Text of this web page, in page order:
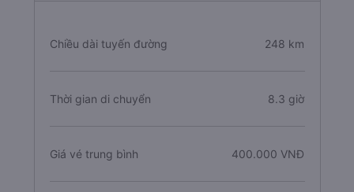
Chiều dài tuyến đường 248 km
Thời gian di chuyển 8.3 giờ
Giá vé trung bình 400.000 VNĐ